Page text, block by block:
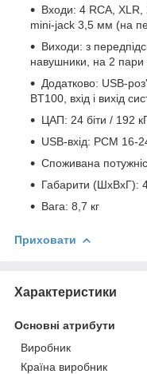
Входи: 4 RCA, XLR,
mini-jack 3,5 мм (на
Виходи: з
навушники, на 2
Додатково: USB-
BT100, вхід і вихід
ЦАП: 24 біти / 192
USB-вхід: PCM 16-
Споживана
Габарити (ШхВхГ):
Вага: 8,7 кг
Приховати
Характеристики
Основні атрибути
Виробник
Країна виробник